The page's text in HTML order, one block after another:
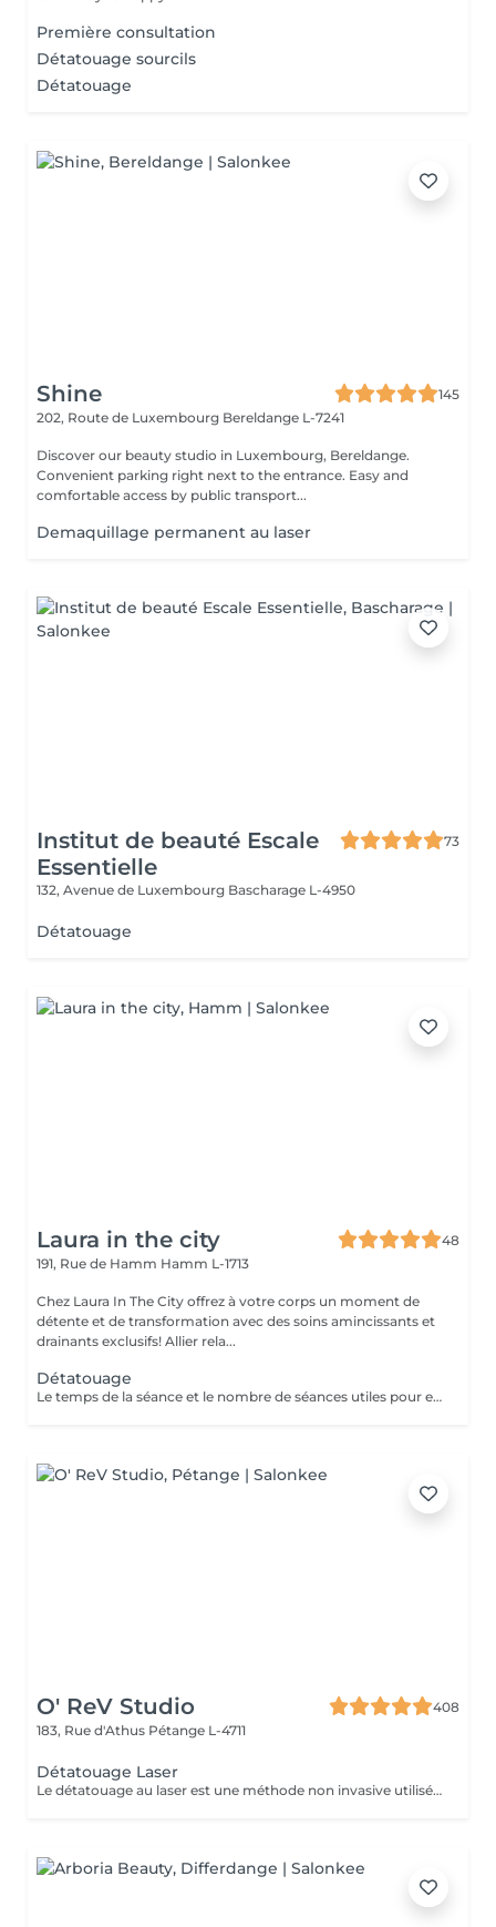
Première consultation
Détatouage sourcils
Détatouage
Shine
145
202, Route de Luxembourg Bereldange L-7241
Discover our beauty studio in Luxembourg, Bereldange.
Convenient parking right next to the entrance. Easy and
comfortable access by public transport...
Demaquillage permanent au laser
Institut de beauté Escale
Essentielle
73
132, Avenue de Luxembourg Bascharage L-4950
Détatouage
Laura in the city
48
191, Rue de Hamm Hamm L-1713
Chez Laura In The City offrez à votre corps un moment de
détente et de transformation avec des soins amincissants et
drainants exclusifs! Allier rela...
Détatouage
Le temps de la séance et le nombre de séances utiles pour enlever le tatouage sont variables Le détatouage laser est une technique efficace qui fragmente les pigments d'encre sous la peau à l'aide de faisceaux de lumière, permettant ainsi au système immunitaire de les éliminer progressivement. Le processus nécessite généralement plusieurs séances, et son efficacité dépend de divers facteurs. Comment ça marche ? Le laser cible les particules d'encre et les chauffe pour les fragmenter en morceaux plus petits. Ces fragments sont ensuite naturellement évacués par le corps. Différents types de lasers, tels que le laser Picosure ou le laser Q-Switched, sont utilisés pour traiter efficacement différentes couleurs et profondeurs d'encre. Ce qu'il faut savoir Nombre de séances Le nombre de séances varie considérablement. Un tatouage amateur peut nécessiter 3 à 5 séances, tandis qu'un tatouage professionnel peut en exiger 4 à 12, voire plus, pour une disparition complète. Résultats progressifs L'éclaircissement de l'encre est visible après chaque séance, mais le tatouage complet s'estompe progressivement au fil du temps.
O' ReV Studio
408
183, Rue d'Athus Pétange L-4711
Détatouage Laser
Le détatouage au laser est une méthode non invasive utilisée pour enlever un tatouage de la peau en utilisant un laser. Ce processus est très populaire, car il permet de supprimer les tatouages de manière efficace tout en minimisant les risques de cicatrices. Le principe repose sur l'utilisation d e faisceaux lumineux qui fragmentent les pigments du tatouage.